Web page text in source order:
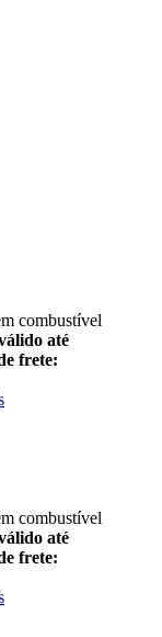
combustível
até
frete:
combustível
até
frete: